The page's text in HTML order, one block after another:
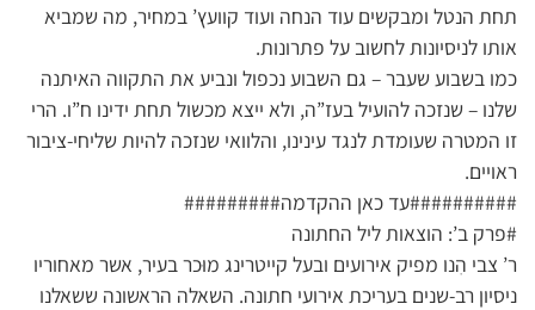
תחת הנטל ומבקשים עוד הנחה ועוד קוועץ’ במחיר, מה שמביא
אותו לניסיונות לחשוב על פתרונות.
כמו בשבוע שעבר – גם השבוע נכפול ונביע את התקווה האיתנה
שלנו – שנזכה להועיל בעז”ה, ולא ייצא מכשול תחת ידינו ח”ו. הרי
זו המטרה שעומדת לנגד עינינו, והלוואי שנזכה להיות שליחי-ציבור
ראויים.
##########עד כאן ההקדמה#########
#פרק ב’: הוצאות ליל החתונה
ר’ צבי הִנו מפיק אירועים ובעל קייטרינג מוּכר בעיר, אשר מאחוריו
ניסיון רב-שנים בעריכת אירועי חתונה. השאלה הראשונה ששאלנו